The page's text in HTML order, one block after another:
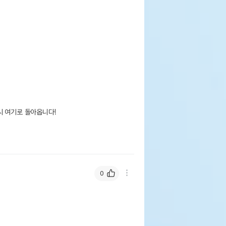
여기로 돌아옵니다!
0